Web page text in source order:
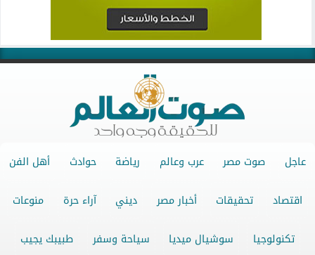
عاجل صوت مصر عرب وعالم رياضة حوادث أهل الفن
اقتصاد تحقيقات أخبار مصر ديني آراء حرة منوعات
تكنولوجيا سوشيال ميديا سياحة وسفر طبيبك يجيب